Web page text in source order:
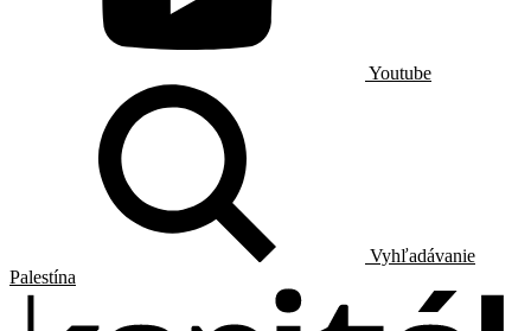
Youtube
Vyhľadávanie
Palestína